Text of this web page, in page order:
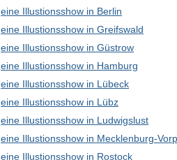
eine Illustionsshow in Berlin
eine Illustionsshow in Greifswald
eine Illustionsshow in Güstrow
eine Illustionsshow in Hamburg
eine Illustionsshow in Lübeck
eine Illustionsshow in Lübz
eine Illustionsshow in Ludwigslust
eine Illustionsshow in Mecklenburg-
eine Illustionsshow in Rostock